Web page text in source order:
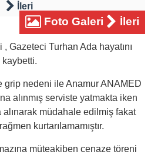
İleri
Foto Galeri İleri
Gazeteci Turhan Ada hayatını
kaybetti.
nedeni ile Anamur ANAMED
alınmış serviste yatmakta iken
alınarak müdahale edilmiş fakat
kurtarılamamıştır.
müteakiben cenaze töreni